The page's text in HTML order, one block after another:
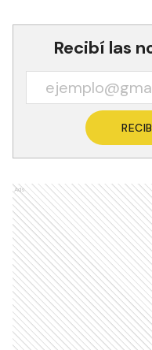
Recibí las
Ads